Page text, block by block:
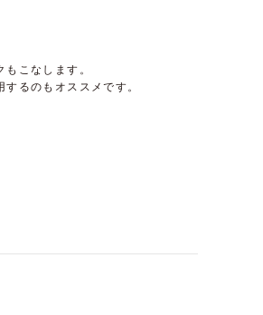
こなします。
るのもオススメです。